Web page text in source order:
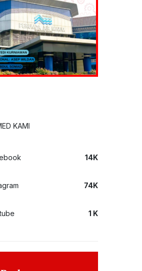
KAMI
14K
74K
1 K